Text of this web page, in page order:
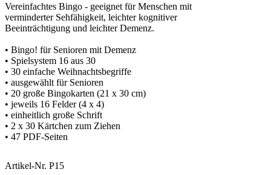
Vereinfachtes Bingo - geeignet für Menschen mit
verminderter Sehfähigkeit, leichter kognitiver
Beeinträchtigung und leichter Demenz.
• Bingo! für Senioren mit Demenz
• Spielsystem 16 aus 30
• 30 einfache Weihnachtsbegriffe
• ausgewählt für Senioren
• 20 große Bingokarten (21 x 30 cm)
• jeweils 16 Felder (4 x 4)
• einheitlich große Schrift
• 2 x 30 Kärtchen zum Ziehen
• 47 PDF-Seiten
Artikel-Nr. P15